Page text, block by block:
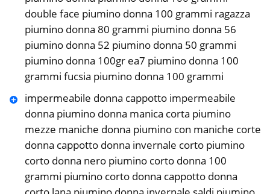
double face piumino donna 100 grammi ragazza
piumino donna 80 grammi piumino donna 56
piumino donna 52 piumino donna 50 grammi
piumino donna 100gr ea7 piumino donna 100
grammi fucsia piumino donna 100 grammi
impermeabile donna cappotto impermeabile
donna piumino donna manica corta piumino
mezze maniche donna piumino con maniche corte
donna cappotto donna invernale corto piumino
corto donna nero piumino corto donna 100
grammi piumino corto donna cappotto donna